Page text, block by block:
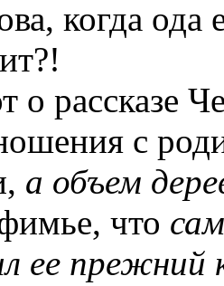
когда ода
с
а объем
что
ее прежний